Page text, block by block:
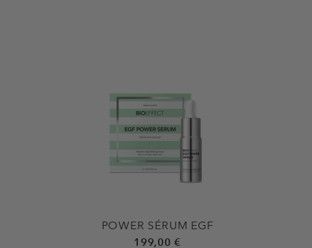
POWER SÉRUM EGF
199,00 €